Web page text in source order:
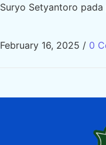
Suryo Setyantoro pada
February 16, 2025 / 0